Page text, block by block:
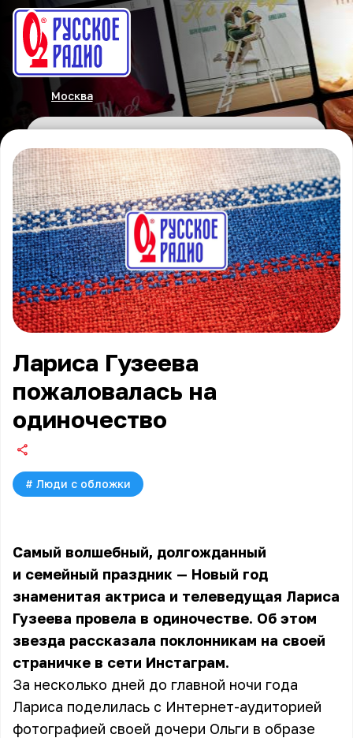
Москва
Лариса Гузеева
пожаловалась на
одиночество
# Люди с обложки
Самый волшебный, долгожданный
и семейный праздник — Новый год
знаменитая актриса и телеведущая Лариса
Гузеева провела в одиночестве. Об этом
звезда рассказала поклонникам на своей
страничке в сети Инстаграм.
За несколько дней до главной ночи года
Лариса поделилась с Интернет-аудиторией
фотографией своей дочери Ольги в образе